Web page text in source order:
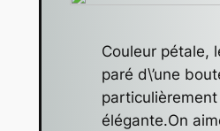
Couleur pétale,
paré d\’une
particulièrement
élégante.On